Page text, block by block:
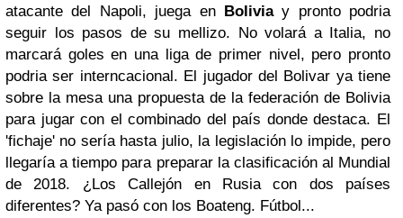
atacante del Napoli, juega en Boliviay pronto podria
seguir los pasos de su mellizo. No volará a Italia, no
marcará goles en una liga de primer nivel, pero pronto
podria ser interncacional. El jugador del Bolivar ya tiene
sobre la mesa una propuesta de la federación de Bolivia
para jugar con el combinado del país donde destaca. El
'fichaje' no sería hasta julio, la legislación lo impide, pero
llegaría a tiempo para preparar la clasificación al Mundial
de 2018. ¿Los Callejón en Rusia con dos países
diferentes? Ya pasó con los Boateng. Fútbol...